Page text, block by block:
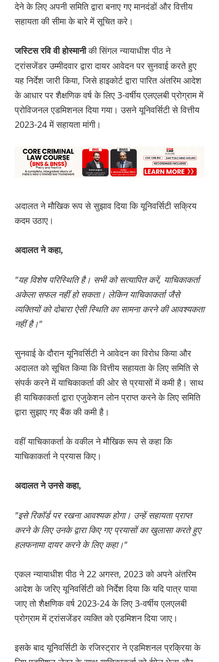
देने के लिए अपनी समिति द्वारा बनाए गए मानदंडों और वित्तीय
सहायता की सीमा के बारे में सूचित करे।
जस्टिस रवि वी होस्मानीकी सिंगल न्यायाधीश पीठ ने
ट्रांसजेंडर उम्मीदवार द्वारा दायर आवेदन पर सुनवाई करते हुए
यह निर्देश जारी किया, जिसे हाइकोर्ट द्वारा पारित अंतरिम आदेश
के आधार पर शैक्षणिक वर्ष के लिए 3-वर्षीय एलएलबी प्रोग्राम में
प्रोविजनल एडमिशनल दिया गया। उसने यूनिवर्सिटी से वित्तीय
2023-24 में सहायता मांगी।
अदालत ने मौखिक रूप से सुझाव दिया कि यूनिवर्सिटी सक्रिय
कदम उठाए।
अदालत ने कहा,
"यह विशेष परिस्थिति है। सभी को सत्यापित करें, याचिकाकर्ता
अकेला सफल नहीं हो सकता। लेकिन याचिकाकर्ता जैसे
व्यक्तियों को दोबारा ऐसी स्थिति का सामना करने की आवश्यकता
नहीं है।"
सुनवाई के दौरान यूनिवर्सिटी ने आवेदन का विरोध किया और
अदालत को सूचित किया कि वित्तीय सहायता के लिए समिति से
संपर्क करने में याचिकाकर्ता की ओर से प्रयासों में कमी है। साथ
ही याचिकाकर्ता द्वारा एजुकेशन लोन प्राप्त करने के लिए समिति
द्वारा सुझाए गए बैंक की कमी है।
वहीं याचिकाकर्ता के वकील ने मौखिक रूप से कहा कि
याचिकाकर्ता ने प्रयास किए।
अदालत ने उनसे कहा,
"इसे रिकॉर्ड पर रखना आवश्यक होगा। उन्हें सहायता प्राप्त
करने के लिए उनके द्वारा किए गए प्रयासों का खुलासा करते हुए
हलफनामा दायर करने के लिए कहा।"
एकल न्यायाधीश पीठ ने 22 अगस्त, 2023 को अपने अंतरिम
आदेश के जरिए यूनिवर्सिटी को निर्देश दिया कि यदि पात्र पाया
जाए तो शैक्षणिक वर्ष 2023-24 के लिए 3-वर्षीय एलएलबी
प्रोग्राम में ट्रांसजेंडर व्यक्ति को एडमिशन दिया जाए।
इसके बाद यूनिवर्सिटी के रजिस्ट्रार ने एडमिशनल प्रक्रिया के